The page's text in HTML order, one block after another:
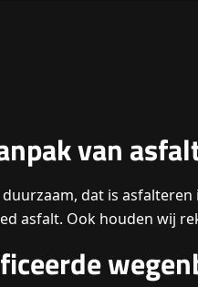
van
dat is
asfalt. Ook houden wij